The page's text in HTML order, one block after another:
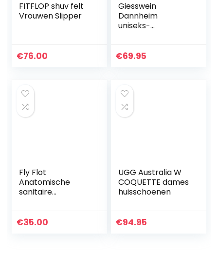
FITFLOP shuv felt
Vrouwen Slipper
€76.00
Giesswein
Dannheim
uniseks-
€69.95
Fly Flot
Anatomische
sanitaire
€35.00
UGG Australia W
COQUETTE dames
huisschoenen
€94.95